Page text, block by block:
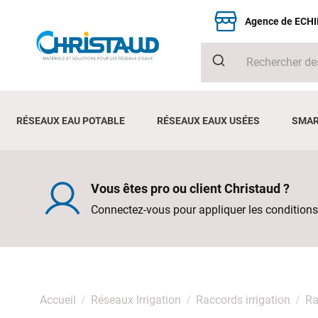
Agence de
RÉSEAUX EAU POTABLE RÉSEAUX EAUX USÉES
Vous êtes pro ou client Christaud ?
Connectez-vous pour appliquer les
Accueil Réseaux Irrigation Raccords irrigation